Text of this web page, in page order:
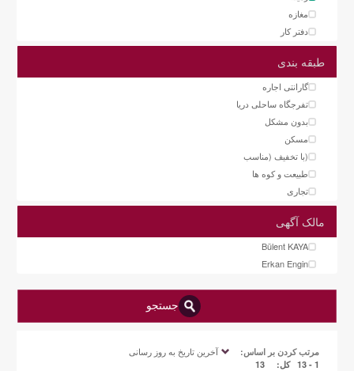
مغازه
دفتر کار
طبقه بندی
گارانتی اجاره
تفرجگاه ساحلی دریا
بدون مشکل
مسکن
(با تخفیف (مناسب
طبیعت و کوه ها
تجاری
مالک آگهی
Bülent KAYA
Erkan Engin
جستجو
مرتب کردن بر اساس: آخرین تاریخ به روز رسانی
1 - 13 کل: 13